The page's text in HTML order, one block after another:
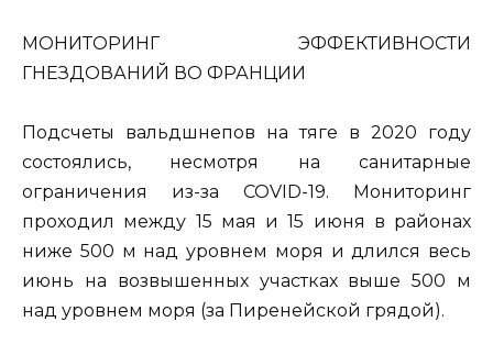
МОНИТОРИНГ ЭФФЕКТИВНОСТИ
ГНЕЗДОВАНИЙ ВО ФРАНЦИИ
Подсчеты вальдшнепов на тяге в 2020 году
состоялись, несмотря на санитарные
ограничения из-за COVID-19. Мониторинг
проходил между 15 мая и 15 июня в районах
ниже 500 м над уровнем моря и длился весь
июнь на возвышенных участках выше 500 м
над уровнем моря (за Пиренейской грядой).